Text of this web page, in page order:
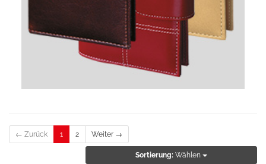
← Zurück 1 2 Weiter →
Sortierung: Wählen